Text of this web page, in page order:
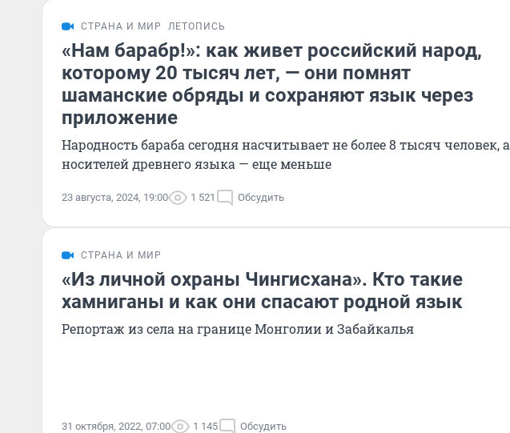
СТРАНА И МИР ЛЕТОПИСЬ
«Нам барабр!»: как живет российский народ,
которому 20 тысяч лет, — они помнят
шаманские обряды и сохраняют язык через
приложение
Народность бараба сегодня насчитывает не более 8 тысяч человек, а
носителей древнего языка — еще меньше
23 августа, 2024, 19:00 1 521 Обсудить
СТРАНА И МИР
«Из личной охраны Чингисхана». Кто такие
хамниганы и как они спасают родной язык
Репортаж из села на границе Монголии и Забайкалья
31 октября, 2022, 07:00 1 145 Обсудить